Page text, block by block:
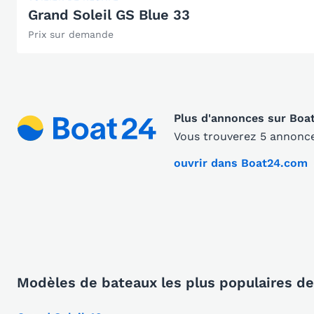
Grand Soleil GS Blue 33
Prix sur demande
Plus d'annonces sur
Vous trouverez 5
ouvrir dans Boat24.com
Modèles de bateaux les plus populaires